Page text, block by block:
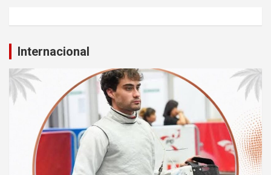
Internacional